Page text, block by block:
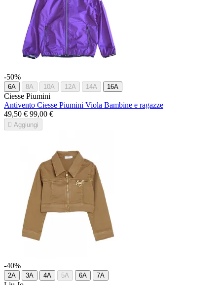
-50%
6A 8A 10A 12A 14A 16A
Ciesse Piumini
Antivento Ciesse Piumini Viola Bambine e ragazze
49,50 € 99,00 €
 Aggiungi
-40%
2A 3A 4A 5A 6A 7A